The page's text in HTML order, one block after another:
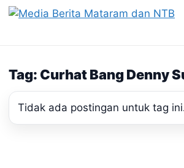
Skip
Tag: Curhat Bang Denny
Tidak ada postingan untuk tag